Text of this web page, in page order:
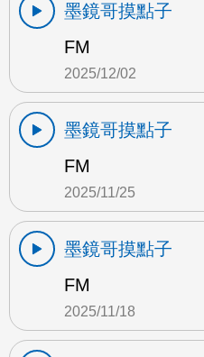
墨鏡哥摸點子
FM
2025/12/02
墨鏡哥摸點子
FM
2025/11/25
墨鏡哥摸點子
FM
2025/11/18